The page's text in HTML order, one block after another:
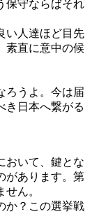
保守ならばそれ
い人達ほど目先
素直に意中の候
ろうよ。今は届
き日本へ繋がる
おいて、鍵とな
があります。第
ん。
か？この選挙戦